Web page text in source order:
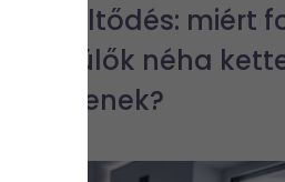
feltöltődés: miért
a szülők néha
legyenek?